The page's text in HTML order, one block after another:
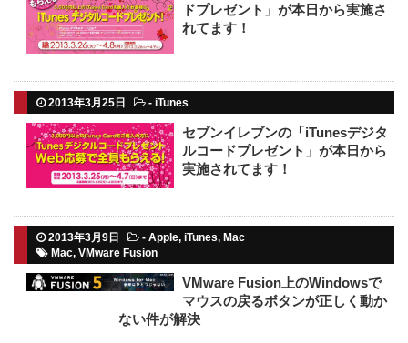
ドプレゼント」が本日から実施さ
れてます！
2013年3月25日 - iTunes
セブンイレブンの「iTunesデジタ
ルコードプレゼント」が本日から
実施されてます！
2013年3月9日 - Apple, iTunes, Mac
Mac, VMware Fusion
VMware Fusion上のWindowsで
マウスの戻るボタンが正しく動か
ない件が解決